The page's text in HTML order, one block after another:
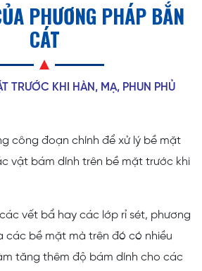
PHƯƠNG PHÁP BẮN
CÁT
TRƯỚC KHI HÀN, MẠ, PHUN PHỦ
công đoạn chính để xử lý bề mặt
vật bám dính trên bề mặt trước khi
vết bẩ hay các lớp rỉ sét, phương
các bề mặt mà trên đó có nhiều
tăng thêm độ bám dính cho các